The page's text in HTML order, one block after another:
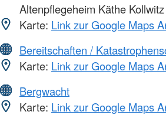
Altenpflegeheim Käthe Kollwitz
Karte: Link zur Google Maps
Bereitschaften /
Karte: Link zur Google Maps
Bergwacht
Karte: Link zur Google Maps